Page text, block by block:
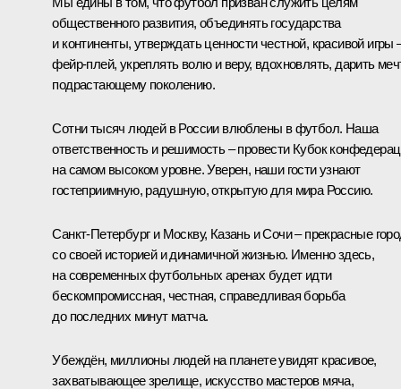
общественного развития, объединять государства
и континенты, утверждать ценности честной, красивой игры
фейр-плей, укреплять волю и веру, вдохновлять, дарить
подрастающему поколению.
Сотни тысяч людей в России влюблены в футбол. Наша
ответственность и решимость – провести Кубок
на самом высоком уровне. Уверен, наши гости узнают
гостеприимную, радушную, открытую для мира Россию.
Санкт-Петербург и Москву, Казань и Сочи – прекрасные
со своей историей и динамичной жизнью. Именно здесь,
на современных футбольных аренах будет идти
бескомпромиссная, честная, справедливая борьба
до последних минут матча.
Убеждён, миллионы людей на планете увидят красивое,
захватывающее зрелище, искусство мастеров мяча,